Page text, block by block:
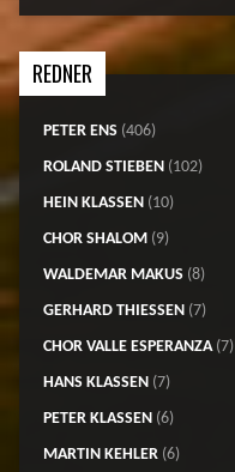
REDNER
PETER ENS(406)
ROLAND STIEBEN(102)
HEIN KLASSEN(10)
CHOR SHALOM(9)
WALDEMAR MAKUS(8)
GERHARD THIESSEN(7)
CHOR VALLE ESPERANZA(7)
HANS KLASSEN(7)
PETER KLASSEN(6)
MARTIN KEHLER(6)